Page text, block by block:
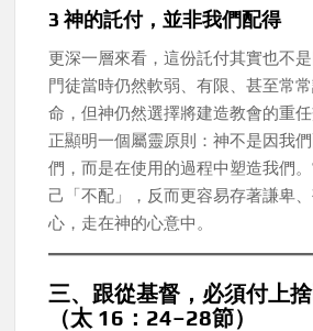
3️ 神的託付，並非我們配得
更深一層來看，這份託付其實也不是
門徒當時仍然軟弱、有限、甚至常
命，但神仍然選擇將建造教會的重
正顯明一個屬靈原則：神不是因我
們，而是在使用的過程中塑造我們
己「不配」，反而更容易存著謙卑
心，走在神的心意中。
三、跟從基督，必須付上
（太 16：24–28節）